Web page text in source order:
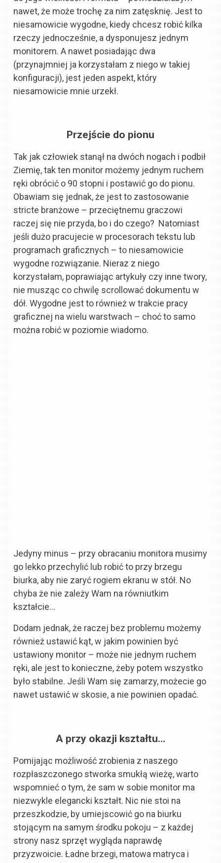
nawet, że może trochę za nim zatęsknię. Jest to
niesamowicie wygodne, kiedy chcesz robić kilka
rzeczy jednocześnie, a dysponujesz jednym
monitorem. A nawet posiadając dwa
(przynajmniej ja korzystałam z niego w takiej
konfiguracji), jest jeden aspekt, który
niesamowicie mnie urzekł.
Przejście do pionu
Tak jak człowiek stanął na dwóch nogach i podbił
Ziemię, tak ten monitor możemy jednym ruchem
ręki obrócić o 90 stopni i postawić go do pionu.
Obawiam się jednak, że jest to zastosowanie
stricte branżowe – przeciętnemu graczowi
raczej się nie przyda, bo i do czego? Natomiast
jeśli dużo pracujecie w procesorach tekstu lub
programach graficznych – to niesamowicie
wygodne rozwiązanie. Nieraz z niego
korzystałam, poprawiając artykuły czy inne twory,
nie musząc co chwilę scrollować dokumentu w
dół. Wygodne jest to również w trakcie pracy
graficznej na wielu warstwach – choć to samo
można robić w poziomie wiadomo.
Jedyny minus – przy obracaniu monitora musimy
go lekko przechylić lub robić to przy brzegu
biurka, aby nie zaryć rogiem ekranu w stół. No
chyba że nie zależy Wam na równiutkim
kształcie…
Dodam jednak, że raczej bez problemu możemy
również ustawić kąt, w jakim powinien być
ustawiony monitor – może nie jednym ruchem
ręki, ale jest to konieczne, żeby potem wszystko
było stabilne. Jeśli Wam się zamarzy, możecie go
nawet ustawić w skosie, a nie powinien opadać.
A przy okazji kształtu…
Pomijając możliwość zrobienia z naszego
rozpłaszczonego stworka smukłą wieżę, warto
wspomnieć o tym, że sam w sobie monitor ma
niezwykle elegancki kształt. Nic nie stoi na
przeszkodzie, by umiejscowić go na biurku
stojącym na samym środku pokoju – z każdej
strony nasz sprzęt wygląda naprawdę
przyzwoicie. Ładne brzegi, matowa matryca i